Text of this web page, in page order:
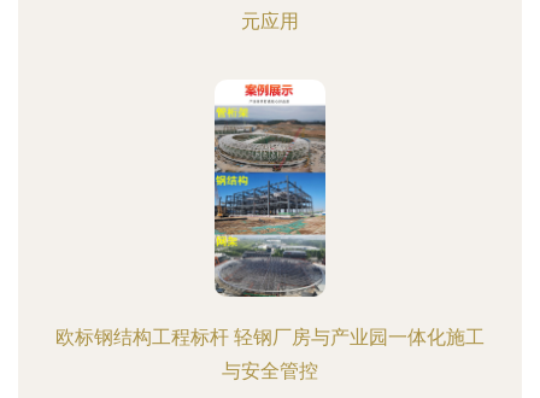
元应用
欧标钢结构工程标杆 轻钢厂房与产业园一体化施工
与安全管控